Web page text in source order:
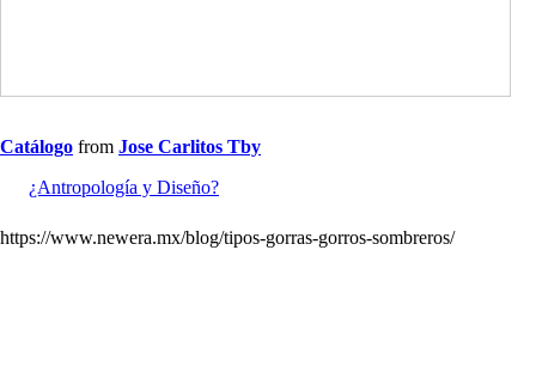
Catálogo from Jose Carlitos Tby
¿Antropología y Diseño?
https://www.newera.mx/blog/tipos-gorras-gorros-sombreros/